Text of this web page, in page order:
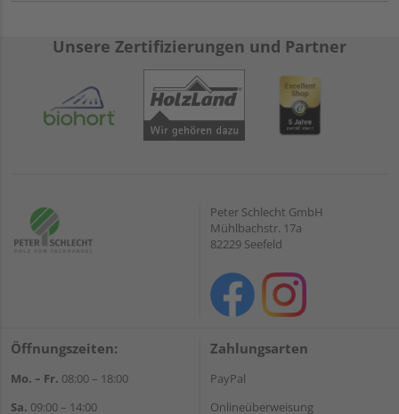
Unsere Zertifizierungen und Partner
Peter Schlecht GmbH
Mühlbachstr. 17a
82229 Seefeld
Öffnungszeiten:
Mo. – Fr. 08:00 – 18:00
Sa. 09:00 – 14:00
Zahlungsarten
PayPal
Onlineüberweisung